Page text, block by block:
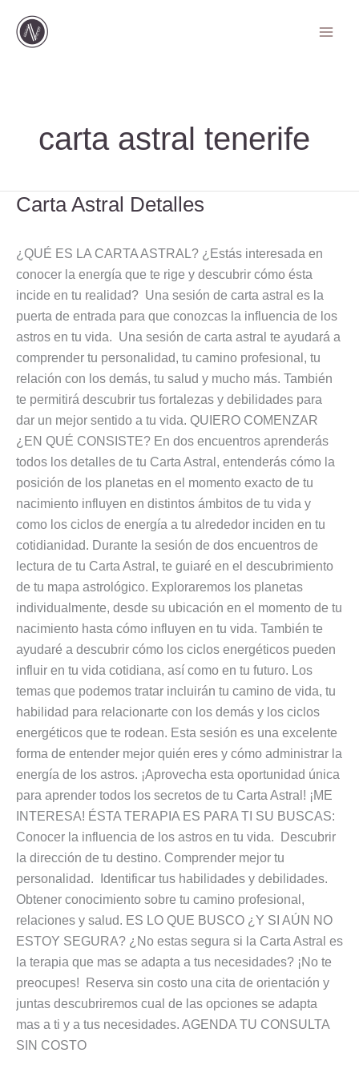
contenido
carta astral tenerife
Carta Astral Detalles
¿QUÉ ES LA CARTA ASTRAL? ¿Estás interesada en
conocer la energía que te rige y descubrir cómo ésta
incide en tu realidad? Una sesión de carta astral es la
puerta de entrada para que conozcas la influencia de los
astros en tu vida. Una sesión de carta astral te ayudará a
comprender tu personalidad, tu camino profesional, tu
relación con los demás, tu salud y mucho más. También
te permitirá descubrir tus fortalezas y debilidades para
dar un mejor sentido a tu vida. QUIERO COMENZAR
¿EN QUÉ CONSISTE? En dos encuentros aprenderás
todos los detalles de tu Carta Astral, entenderás cómo la
posición de los planetas en el momento exacto de tu
nacimiento influyen en distintos ámbitos de tu vida y
como los ciclos de energía a tu alrededor inciden en tu
cotidianidad. Durante la sesión de dos encuentros de
lectura de tu Carta Astral, te guiaré en el descubrimiento
de tu mapa astrológico. Exploraremos los planetas
individualmente, desde su ubicación en el momento de tu
nacimiento hasta cómo influyen en tu vida. También te
ayudaré a descubrir cómo los ciclos energéticos pueden
influir en tu vida cotidiana, así como en tu futuro. Los
temas que podemos tratar incluirán tu camino de vida, tu
habilidad para relacionarte con los demás y los ciclos
energéticos que te rodean. Esta sesión es una excelente
forma de entender mejor quién eres y cómo administrar la
energía de los astros. ¡Aprovecha esta oportunidad única
para aprender todos los secretos de tu Carta Astral! ¡ME
INTERESA! ÉSTA TERAPIA ES PARA TI SU BUSCAS:
Conocer la influencia de los astros en tu vida. Descubrir
la dirección de tu destino. Comprender mejor tu
personalidad. Identificar tus habilidades y debilidades.
Obtener conocimiento sobre tu camino profesional,
relaciones y salud. ES LO QUE BUSCO ¿Y SI AÚN NO
ESTOY SEGURA? ¿No estas segura si la Carta Astral es
la terapia que mas se adapta a tus necesidades? ¡No te
preocupes! Reserva sin costo una cita de orientación y
juntas descubriremos cual de las opciones se adapta
mas a ti y a tus necesidades. AGENDA TU CONSULTA
SIN COSTO
Carta